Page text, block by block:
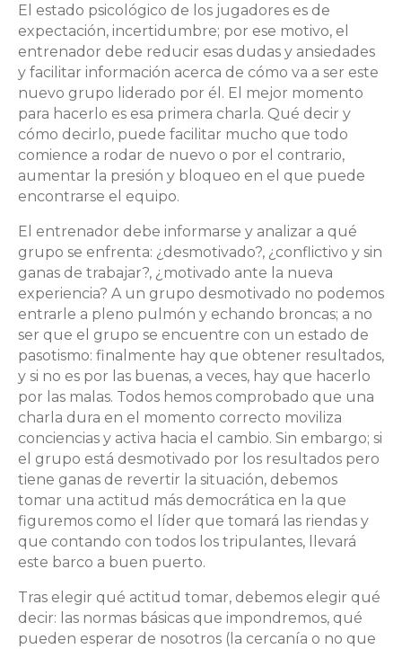
El estado psicológico de los jugadores es de
expectación, incertidumbre; por ese motivo, el
entrenador debe reducir esas dudas y ansiedades
y facilitar información acerca de cómo va a ser este
nuevo grupo liderado por él. El mejor momento
para hacerlo es esa primera charla. Qué decir y
cómo decirlo, puede facilitar mucho que todo
comience a rodar de nuevo o por el contrario,
aumentar la presión y bloqueo en el que puede
encontrarse el equipo.
El entrenador debe informarse y analizar a qué
grupo se enfrenta: ¿desmotivado?, ¿conflictivo y sin
ganas de trabajar?, ¿motivado ante la nueva
experiencia? A un grupo desmotivado no podemos
entrarle a pleno pulmón y echando broncas; a no
ser que el grupo se encuentre con un estado de
pasotismo: finalmente hay que obtener resultados,
y si no es por las buenas, a veces, hay que hacerlo
por las malas. Todos hemos comprobado que una
charla dura en el momento correcto moviliza
conciencias y activa hacia el cambio. Sin embargo; si
el grupo está desmotivado por los resultados pero
tiene ganas de revertir la situación, debemos
tomar una actitud más democrática en la que
figuremos como el líder que tomará las riendas y
que contando con todos los tripulantes, llevará
este barco a buen puerto.
Tras elegir qué actitud tomar, debemos elegir qué
decir: las normas básicas que impondremos, qué
pueden esperar de nosotros (la cercanía o no que